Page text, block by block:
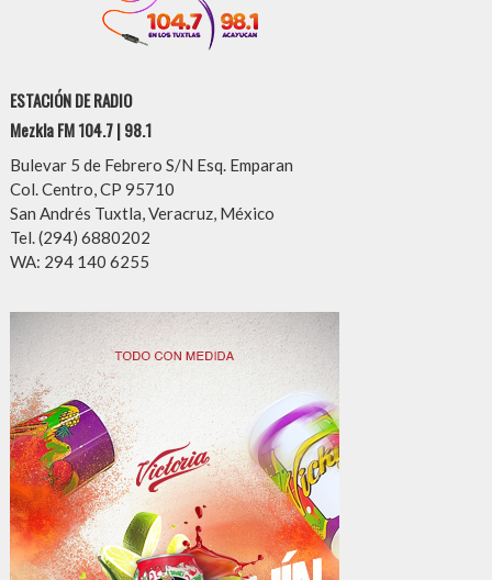
ESTACIÓN DE RADIO
Mezkla FM 104.7 | 98.1
Bulevar 5 de Febrero S/N Esq. Emparan
Col. Centro, CP 95710
San Andrés Tuxtla, Veracruz, México
Tel. (294) 6880202
WA: 294 140 6255